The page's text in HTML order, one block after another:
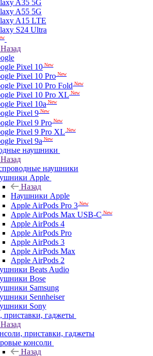
A35 5G
A55 5G
A15 LTE
S24 Ultra
Назад
Pixel 10 New
Pixel 10 Pro New
Pixel 10 Pro Fold New
Pixel 10 Pro XL New
Pixel 10a New
Pixel 9 New
Pixel 9 Pro New
Pixel 9 Pro XL New
Pixel 9a New
наушники
Назад
наушники
Apple
Назад
Наушники Apple
Apple AirPods Pro 3 New
Apple AirPods Max USB-C New
Apple AirPods 4
Apple AirPods Pro
Apple AirPods 3
Apple AirPods Max
Apple AirPods 2
Beats Audio
Bose
Samsung
Sennheiser
Sony
приставки, гаджеты
Назад
приставки, гаджеты
консоли
Назад